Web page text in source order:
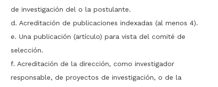
de investigación del o la postulante.
d. Acreditación de publicaciones indexadas (al menos 4).
e. Una publicación (artículo) para vista del comité de
selección.
f. Acreditación de la dirección, como investigador
responsable, de proyectos de investigación, o de la